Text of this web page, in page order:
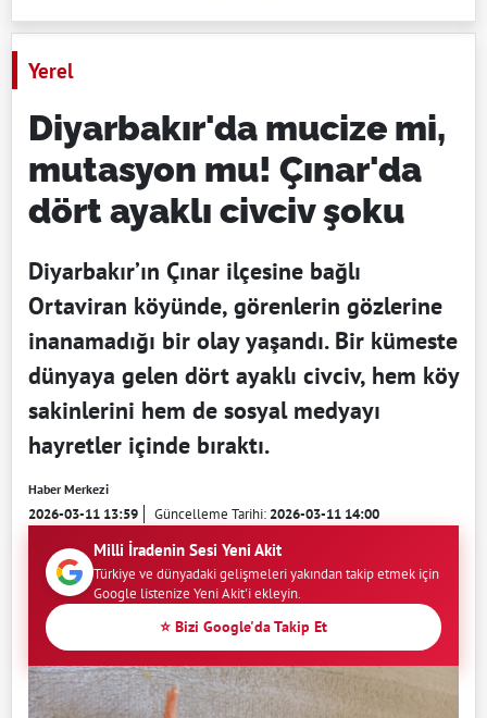
Yerel
Diyarbakır'da mucize mi,
mutasyon mu! Çınar'da
dört ayaklı civciv şoku
Diyarbakır’ın Çınar ilçesine bağlı
Ortaviran köyünde, görenlerin gözlerine
inanamadığı bir olay yaşandı. Bir kümeste
dünyaya gelen dört ayaklı civciv, hem köy
sakinlerini hem de sosyal medyayı
hayretler içinde bıraktı.
Haber Merkezi
2026-03-11 13:59 Güncelleme Tarihi:2026-03-11 14:00
Milli İradenin Sesi Yeni Akit
Türkiye ve dünyadaki gelişmeleri yakından takip etmek için
Google listenize Yeni Akit'i ekleyin.
⭐ Bizi Google'da Takip Et